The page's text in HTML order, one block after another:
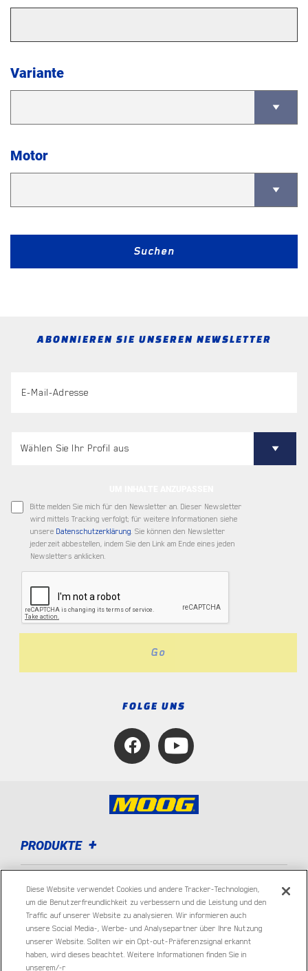
Variante
Motor
Suchen
ABONNIEREN SIE UNSEREN NEWSLETTER
Bitte melden Sie mich für den Newsletter an. Dieser Newsletter
wird mittels Tracking verfolgt; für weitere Informationen siehe
unsere Datenschutzerklärung. Sie können den Newsletter
jederzeit abbestellen, indem Sie den Link am Ende eines jeden
Newsletters anklicken.
Go
FOLGE UNS
PRODUKTE
TEILE FINDEN
ÜBER UNS
Diese Website verwendet Cookies und andere Tracker-Technologien,
um die Benutzerfreundlichkeit zu verbessern und die Leistung und den
Traffic auf unserer Website zu analysieren. Wir informieren auch
unsere Social Media-, Werbe- und Analysepartner über Ihre Nutzung
unserer Website. Sollten wir ein Opt-out-Präferenzsignal erkannt
haben, wird dieses beachtet. Weitere Informationen finden Sie in
unserem/-r